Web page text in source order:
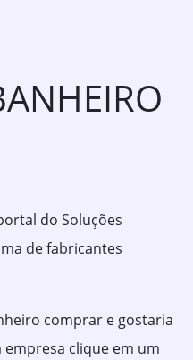
do Soluções
de fabricantes
comprar e gostaria
clique em um